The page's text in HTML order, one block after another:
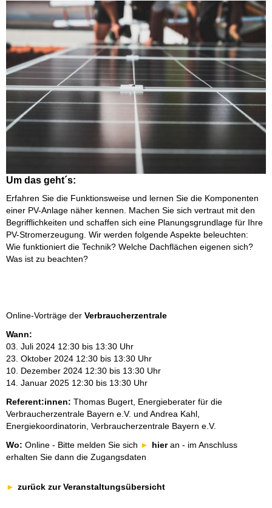
Um das geht´s:
Erfahren Sie die Funktionsweise und lernen Sie die Komponenten
einer PV-Anlage näher kennen. Machen Sie sich vertraut mit den
Begrifflichkeiten und schaffen sich eine Planungsgrundlage für Ihre
PV-Stromerzeugung. Wir werden folgende Aspekte beleuchten:
Wie funktioniert die Technik? Welche Dachflächen eigenen sich?
Was ist zu beachten?
Online-Vorträge der Verbraucherzentrale
Wann:
03. Juli 2024 12:30 bis 13:30 Uhr
23. Oktober 2024 12:30 bis 13:30 Uhr
10. Dezember 2024 12:30 bis 13:30 Uhr
14. Januar 2025 12:30 bis 13:30 Uhr
Referent:innen: Thomas Bugert, Energieberater für die
Verbraucherzentrale Bayern e.V. und Andrea Kahl,
Energiekoordinatorin, Verbraucherzentrale Bayern e.V.
Wo: Online - Bitte melden Sie sich hieran - im Anschluss
erhalten Sie dann die Zugangsdaten
zurück zur Veranstaltungsübersicht